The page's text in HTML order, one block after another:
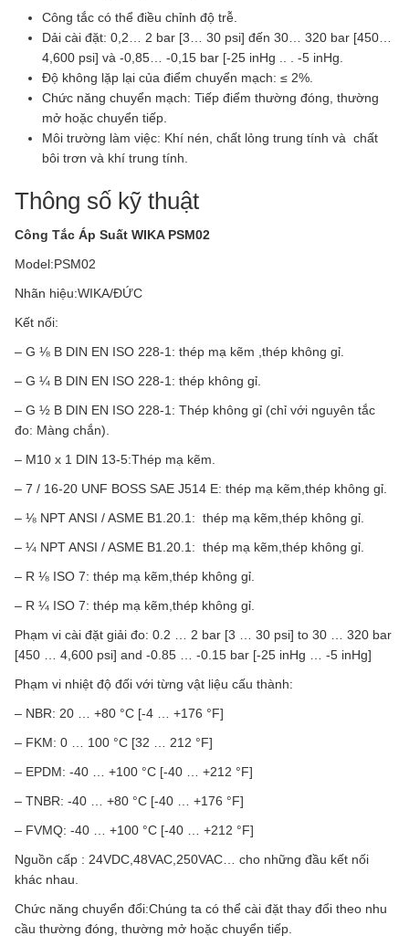
Công tắc có thể điều chỉnh độ trễ.
Dải cài đặt: 0,2… 2 bar [3… 30 psi] đến 30… 320 bar [450…
4,600 psi] và -0,85… -0,15 bar [-25 inHg .. . -5 inHg.
Độ không lặp lại của điểm chuyển mạch: ≤ 2%.
Chức năng chuyển mạch: Tiếp điểm thường đóng, thường
mở hoặc chuyển tiếp.
Môi trường làm việc: Khí nén, chất lỏng trung tính và chất
bôi trơn và khí trung tính.
Thông số kỹ thuật
Công Tắc Áp Suất WIKA PSM02
Model:PSM02
Nhãn hiệu:WIKA/ĐỨC
Kết nối:
– G ⅛ B DIN EN ISO 228-1: thép mạ kẽm ,thép không gỉ.
– G ¼ B DIN EN ISO 228-1: thép không gỉ.
– G ½ B DIN EN ISO 228-1: Thép không gỉ (chỉ với nguyên tắc
đo: Màng chắn).
– M10 x 1 DIN 13-5:Thép mạ kẽm.
– 7 / 16-20 UNF BOSS SAE J514 E: thép mạ kẽm,thép không gỉ.
– ⅛ NPT ANSI / ASME B1.20.1: thép mạ kẽm,thép không gỉ.
– ¼ NPT ANSI / ASME B1.20.1: thép mạ kẽm,thép không gỉ.
– R ⅛ ISO 7: thép mạ kẽm,thép không gỉ.
– R ¼ ISO 7: thép mạ kẽm,thép không gỉ.
Phạm vi cài đặt giải đo: 0.2 … 2 bar [3 … 30 psi] to 30 … 320 bar
[450 … 4,600 psi] and -0.85 … -0.15 bar [-25 inHg … -5 inHg]
Phạm vi nhiệt độ đối với từng vật liệu cấu thành:
– NBR: 20 … +80 °C [-4 … +176 °F]
– FKM: 0 … 100 °C [32 … 212 °F]
– EPDM: -40 … +100 °C [-40 … +212 °F]
– TNBR: -40 … +80 °C [-40 … +176 °F]
– FVMQ: -40 … +100 °C [-40 … +212 °F]
Nguồn cấp : 24VDC,48VAC,250VAC… cho những đầu kết nối
khác nhau.
Chức năng chuyển đổi:Chúng ta có thể cài đặt thay đổi theo nhu
cầu thường đóng, thường mở hoặc chuyển tiếp.